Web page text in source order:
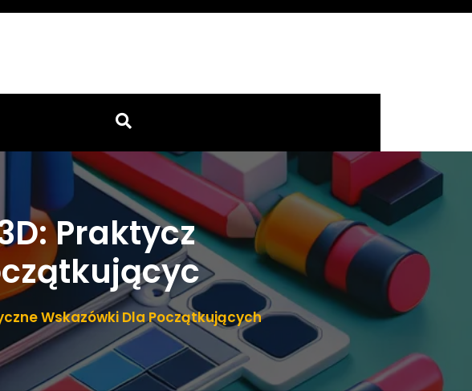
Praktycz
Wskazówki Dla Początkujących